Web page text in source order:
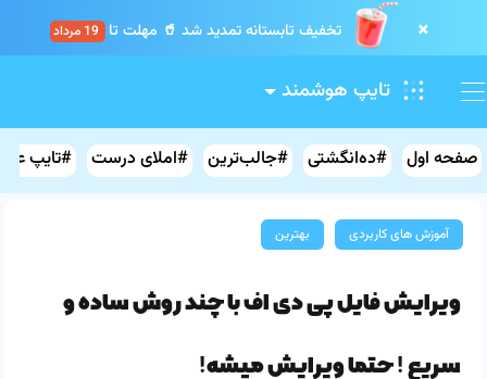
تخفیف تابستانه تمدید شد 🥤 مهلت تا ×
.
.
. .
.
. .
.
. تایپ هوشمند
صفحه اول #ده‌انگشتی #جالب‌ترین #املای درست #تایپ
آموزش های کاربردی بهترین
ویرایش فایل پی دی اف با چند روش ساده و
سریع ! حتما ویرایش میشه!